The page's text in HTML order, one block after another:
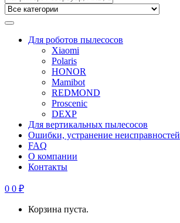
Для роботов пылесосов
Xiaomi
Polaris
HONOR
Mamibot
REDMOND
Proscenic
DEXP
Для вертикальных пылесосов
Ошибки, устранение неисправностей
FAQ
О компании
Контакты
0 0 ₽
Корзина пуста.